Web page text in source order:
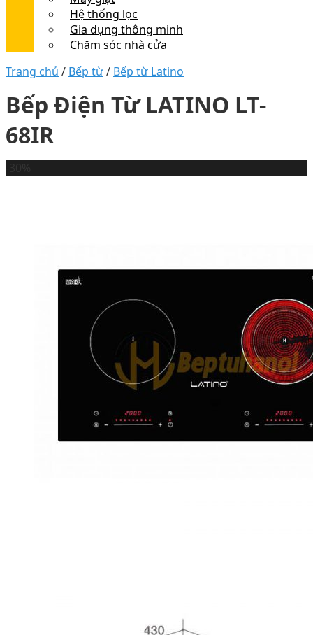
Hệ thống lọc
Gia dụng thông minh
Chăm sóc nhà cửa
Trang chủ / Bếp từ/ Bếp từ Latino
Bếp Điện Từ LATINO LT-
68IR